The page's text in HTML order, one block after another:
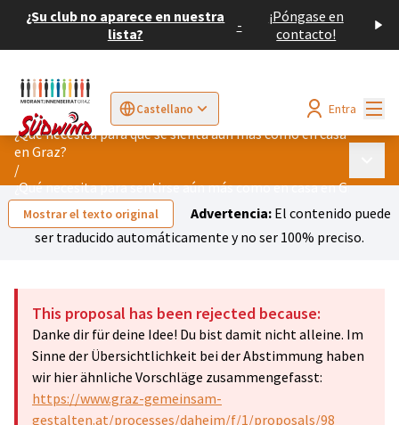
¿Su club no aparece en nuestra
lista?
-
¡Póngase en
contacto!
Castellano
Sprache wählenChoose language Elegir el idioma
Entra
¿Qué necesita para que se sienta aún más como en casa
en Graz?
/
¿Qué necesita para sentirse aún más como en casa en Graz?
Mostrar el texto original Advertencia: El contenido puede
ser traducido automáticamente y no ser 100% preciso.
This proposal has been rejected because:
Danke dir für deine Idee! Du bist damit nicht alleine. Im
Sinne der Übersichtlichkeit bei der Abstimmung haben
wir hier ähnliche Vorschläge zusammengefasst:
https://www.graz-gemeinsam-
gestalten.at/processes/daheim/f/1/proposals/98